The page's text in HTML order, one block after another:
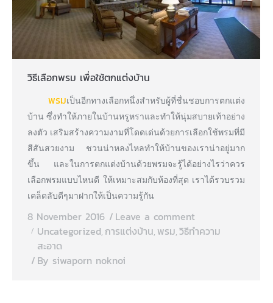
วิธีเลือกพรม เพื่อใช้ตกแต่งบ้าน
พรมเป็นอีกทางเลือกหนึ่งสำหรับผู้ที่ชื่นชอบการตกแต่ง
บ้าน ซึ่งทำให้ภายในบ้านหรูหราและทำให้นุ่มสบายเท้าอย่าง
ลงตัว เสริมสร้างความงามที่โดดเด่นด้วยการเลือกใช้พรมที่มี
สีสันสวยงาม ชวนน่าหลงไหลทำให้บ้านของเราน่าอยู่มาก
ขึ้น และในการตกแต่งบ้านด้วยพรมจะรู้ได้อย่างไรว่าควร
เลือกพรมแบบไหนดี ให้เหมาะสมกับห้องที่สุด เราได้รวบรวม
เคล็ดลับดีๆมาฝากให้เป็นความรู้กัน
8 November 2016
Leave a comment
Uncategorized, การแต่งบ้าน, พรม, วิธีทำความ
สะอาด
By siwaporn noknoi